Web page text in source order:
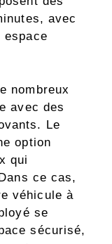
avec
espace
nombreux
avec des
Le
option
qui
ce cas,
véhicule à
se
sécurisé,